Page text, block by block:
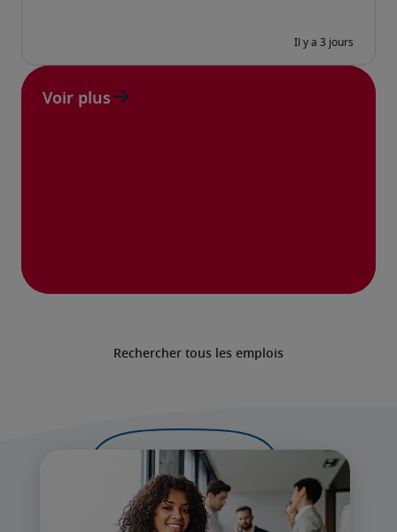
Rechercher tous les emplois
Voir plus